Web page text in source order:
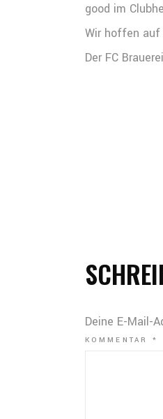
good im
Wir hoffen auf
Der FC
Deine E-Mail-
KOMMENTAR*